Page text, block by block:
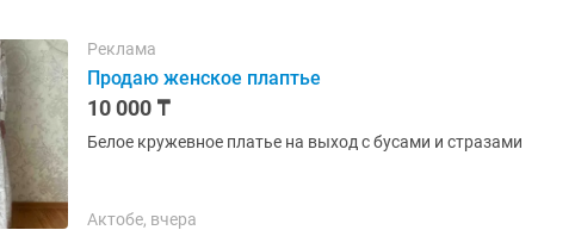
Реклама
Продаю женское плаптье
10 000 ₸
Белое кружевное платье на выход с бусами и стразами
Актобе, вчера